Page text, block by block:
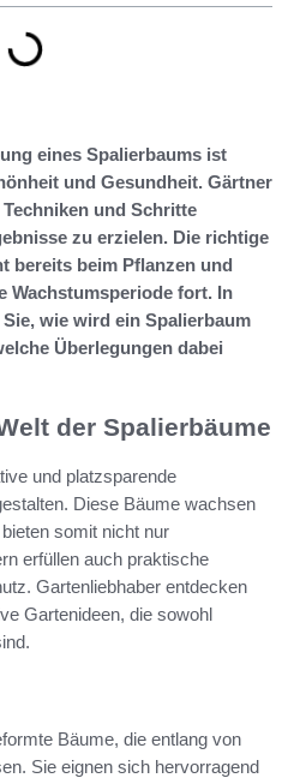
eines Spalierbaums ist
und Gesundheit. Gärtner
und Schritte
zu erzielen. Die richtige
bereits beim Pflanzen und
Wachstumsperiode fort. In
wie wird ein Spalierbaum
Überlegungen dabei
der Spalierbäume
und platzsparende
Diese Bäume wachsen
somit nicht nur
erfüllen auch praktische
Gartenliebhaber entdecken
Gartenideen, die sowohl
Bäume, die entlang von
Sie eignen sich hervorragend